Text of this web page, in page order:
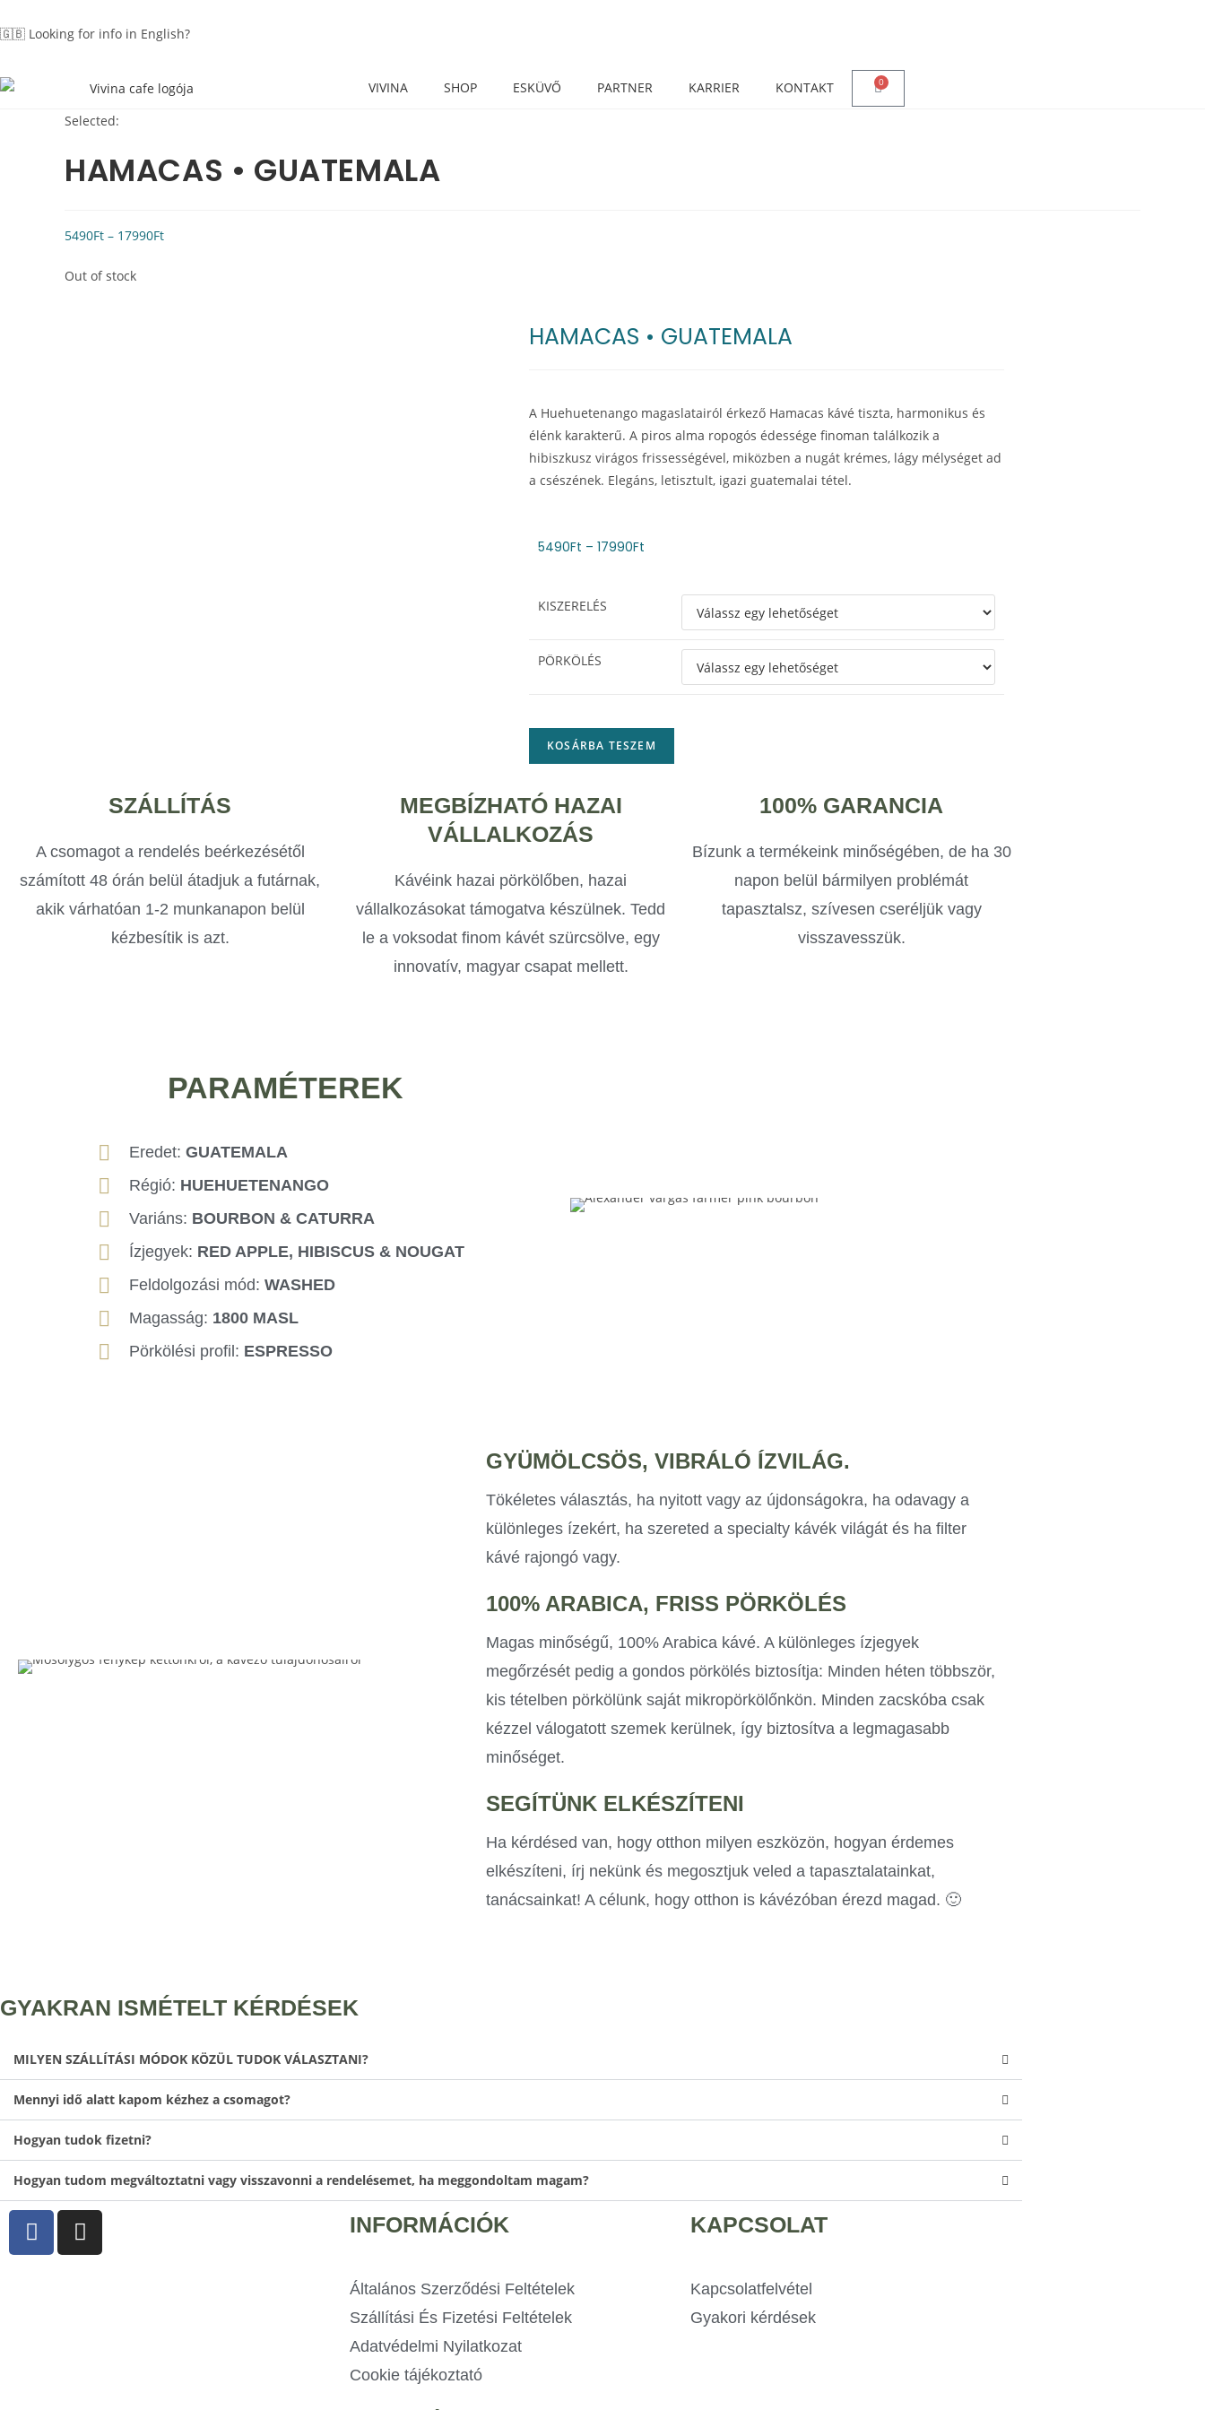
🇬🇧 Looking for info in English?
VIVINA SHOP ESKÜVŐ PARTNER KARRIER KONTAKT 0
Selected:
HAMACAS • GUATEMALA
5490Ft – 17990Ft
Out of stock
HAMACAS • GUATEMALA
A Huehuetenango magaslatairól érkező Hamacas kávé tiszta, harmonikus és
élénk karakterű. A piros alma ropogós édessége finoman találkozik a
hibiszkusz virágos frissességével, miközben a nugát krémes, lágy mélységet ad
a csészének. Elegáns, letisztult, igazi guatemalai tétel.
5490Ft – 17990Ft
KISZERELÉS
PÖRKÖLÉS
KOSÁRBA TESZEM
SZÁLLÍTÁS
A csomagot a rendelés beérkezésétől
számított 48 órán belül átadjuk a futárnak,
akik várhatóan 1-2 munkanapon belül
kézbesítik is azt.
MEGBÍZHATÓ HAZAI
VÁLLALKOZÁS
Kávéink hazai pörkölőben, hazai
vállalkozásokat támogatva készülnek. Tedd
le a voksodat finom kávét szürcsölve, egy
innovatív, magyar csapat mellett.
100% GARANCIA
Bízunk a termékeink minőségében, de ha 30
napon belül bármilyen problémát
tapasztalsz, szívesen cseréljük vagy
visszavesszük.
PARAMÉTEREK
Eredet:GUATEMALA
Régió: HUEHUETENANGO
Variáns: BOURBON & CATURRA
Ízjegyek: RED APPLE, HIBISCUS & NOUGAT
Feldolgozási mód:WASHED
Magasság: 1800 MASL
Pörkölési profil: ESPRESSO
GYÜMÖLCSÖS, VIBRÁLÓ ÍZVILÁG.
Tökéletes választás, ha nyitott vagy az újdonságokra, ha odavagy a
különleges ízekért, ha szereted a specialty kávék világát és ha filter
kávé rajongó vagy.
100% ARABICA, FRISS PÖRKÖLÉS
Magas minőségű, 100% Arabica kávé. A különleges ízjegyek
megőrzését pedig a gondos pörkölés biztosítja: Minden héten többször,
kis tételben pörkölünk saját mikropörkölőnkön. Minden zacskóba csak
kézzel válogatott szemek kerülnek, így biztosítva a legmagasabb
minőséget.
SEGÍTÜNK ELKÉSZÍTENI
Ha kérdésed van, hogy otthon milyen eszközön, hogyan érdemes
elkészíteni, írj nekünk és megosztjuk veled a tapasztalatainkat,
tanácsainkat! A célunk, hogy otthon is kávézóban érezd magad. 🙂
GYAKRAN ISMÉTELT KÉRDÉSEK​
MILYEN SZÁLLÍTÁSI MÓDOK KÖZÜL TUDOK VÁLASZTANI?​
Mennyi idő alatt kapom kézhez a csomagot?
Hogyan tudok fizetni?
Hogyan tudom megváltoztatni vagy visszavonni a rendelésemet, ha meggondoltam magam?
INFORMÁCIÓK
Általános Szerződési Feltételek
Szállítási És Fizetési Feltételek
Adatvédelmi Nyilatkozat
Cookie tájékoztató
KAPCSOLAT
Kapcsolatfelvétel
Gyakori kérdések